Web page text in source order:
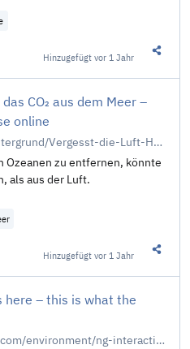
Hinzugefügtvor 1 Jahr
CO₂ aus dem Meer –
online
https://www.heise.de/hintergrund/Vergesst-die-Luft-Holt-das-CO-aus-dem-Meer-meinen-Forscher-7533221.html
zu entfernen, könnte
als aus der Luft.
Hinzugefügtvor 1 Jahr
here – this is what the
https://www.theguardian.com/environment/ng-interactive/2021/oct/14/climate-change-happening-now-stats-graphs-maps-cop26